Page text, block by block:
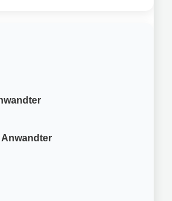
Anwandter